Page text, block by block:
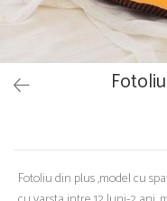
Papusi si accesorii
Trenulete si masinute
Unelte si bancuri de lucru
Fotoliu din plus ,model cu